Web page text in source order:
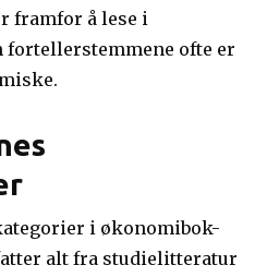
framfor å lese i
ofte er
i økonomibok-
alt fra studielitteratur